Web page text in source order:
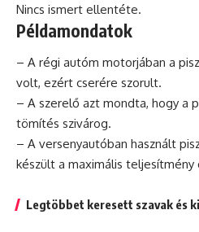
Nincs ismert ellentéte.
Példamondatok
– A régi autóm motorjában a
volt, ezért cserére szorult.
– A szerelő azt mondta, hogy a
tömítés szivárog.
– A versenyautóban használt
készült a maximális teljesítmény
Legtöbbet keresett szavak és